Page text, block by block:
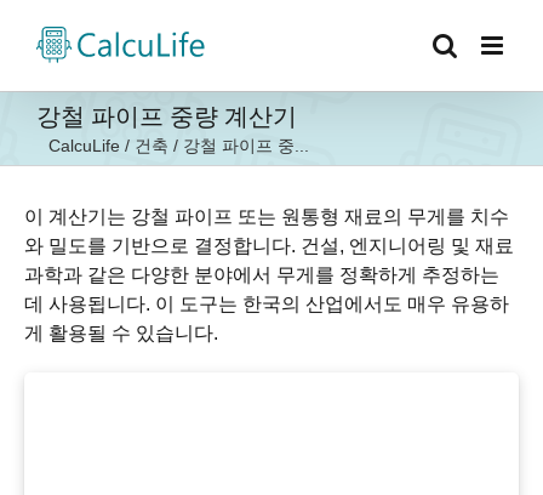
강철 파이프 중량 계산기
CalcuLife / 건축 / 강철 파이프 중...
이 계산기는 강철 파이프 또는 원통형 재료의 무게를 치수
와 밀도를 기반으로 결정합니다. 건설, 엔지니어링 및 재료
과학과 같은 다양한 분야에서 무게를 정확하게 추정하는
데 사용됩니다. 이 도구는 한국의 산업에서도 매우 유용하
게 활용될 수 있습니다.